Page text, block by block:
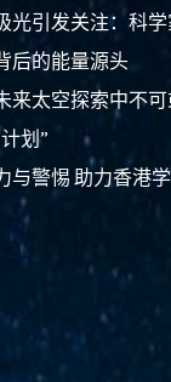
光引发关注：科
后的能量源头
来太空探索中不
划”
与警惕 助力香港